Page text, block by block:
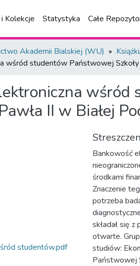
Kolekcje Statystyka Całe
Akademii Bialskiej (WU)
wśród studentów Państwowej
wśród
II w Białej
studentów.pdf
Bankowość
środkami
Znaczenie
potrzeba
składał się
otwarte.
studiów:
Państwowej